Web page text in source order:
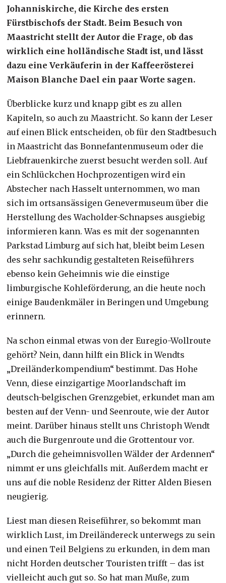
Johanniskirche, die Kirche des ersten
Fürstbischofs der Stadt. Beim Besuch von
Maastricht stellt der Autor die Frage, ob das
wirklich eine holländische Stadt ist, und lässt
dazu eine Verkäuferin in der Kaffeerösterei
Maison Blanche Dael ein paar Worte sagen.
Überblicke kurz und knapp gibt es zu allen
Kapiteln, so auch zu Maastricht. So kann der Leser
auf einen Blick entscheiden, ob für den Stadtbesuch
in Maastricht das Bonnefantenmuseum oder die
Liebfrauenkirche zuerst besucht werden soll. Auf
ein Schlückchen Hochprozentigen wird ein
Abstecher nach Hasselt unternommen, wo man
sich im ortsansässigen Genevermuseum über die
Herstellung des Wacholder-Schnapses ausgiebig
informieren kann. Was es mit der sogenannten
Parkstad Limburg auf sich hat, bleibt beim Lesen
des sehr sachkundig gestalteten Reiseführers
ebenso kein Geheimnis wie die einstige
limburgische Kohleförderung, an die heute noch
einige Baudenkmäler in Beringen und Umgebung
erinnern.
Na schon einmal etwas von der Euregio-Wollroute
gehört? Nein, dann hilft ein Blick in Wendts
„Dreiländerkompendium“ bestimmt. Das Hohe
Venn, diese einzigartige Moorlandschaft im
deutsch-belgischen Grenzgebiet, erkundet man am
besten auf der Venn- und Seenroute, wie der Autor
meint. Darüber hinaus stellt uns Christoph Wendt
auch die Burgenroute und die Grottentour vor.
„Durch die geheimnisvollen Wälder der Ardennen“
nimmt er uns gleichfalls mit. Außerdem macht er
uns auf die noble Residenz der Ritter Alden Biesen
neugierig.
Liest man diesen Reiseführer, so bekommt man
wirklich Lust, im Dreiländereck unterwegs zu sein
und einen Teil Belgiens zu erkunden, in dem man
nicht Horden deutscher Touristen trifft – das ist
vielleicht auch gut so. So hat man Muße, zum